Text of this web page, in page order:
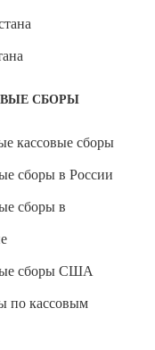
СБОРЫ
кассовые сборы
сборы в России
сборы в
сборы США
по кассовым